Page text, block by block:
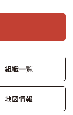
組織一覧
地図情報